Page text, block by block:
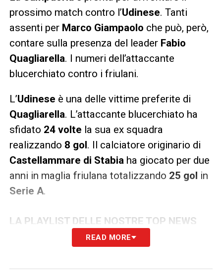
prossimo match contro l’Udinese. Tanti
assenti per Marco Giampaolo che può, però,
contare sulla presenza del leader Fabio
Quagliarella. I numeri dell’attaccante
blucerchiato contro i friulani.
L’Udinese è una delle vittime preferite di
Quagliarella. L’attaccante blucerchiato ha
sfidato 24 volte la sua ex squadra
realizzando 8 gol. Il calciatore originario di
Castellammare di Stabiaha giocato per due
anni in maglia friulana totalizzando 25 gol in
Serie A.
LA PLAYLIST DELLE NOSTRE TOP NEWS
READ MORE